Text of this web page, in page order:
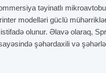
təyinatlı
modelləri güclü
olunur. Əlavə olaraq,
şəhərdaxili və